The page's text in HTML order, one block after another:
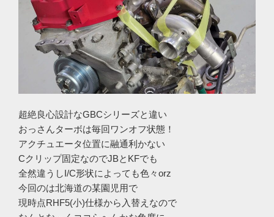
超絶良心設計なGBCシリーズと違い
おっさんターボは毎回ワンオフ状態！
アクチュエータ位置に融通利かない
Cクリップ固定なのでJBとKFでも
全然違うしI/C形状によっても色々orz
今回のは北海道の某園児用で
現時点RHF5(小)仕様から入替えなので